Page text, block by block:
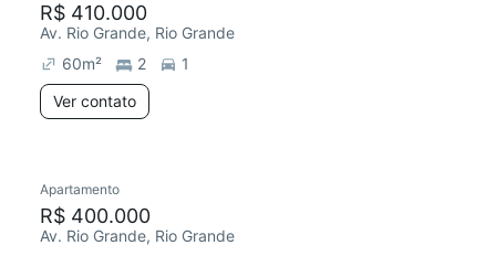
R$ 410.000
Av. Rio Grande, Rio Grande
60m² 2
1
Ver contato
Apartamento
R$ 400.000
Av. Rio Grande, Rio Grande